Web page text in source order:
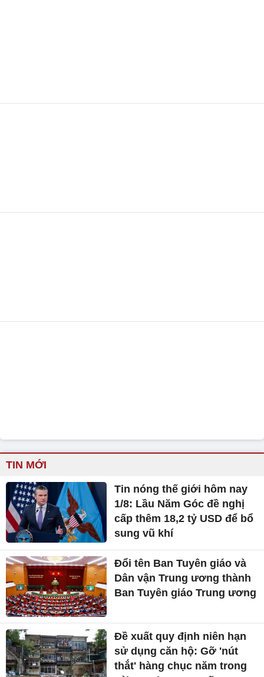
TIN MỚI
Tin nóng thế giới hôm nay
1/8: Lầu Năm Góc đề nghị
cấp thêm 18,2 tỷ USD để bổ
sung vũ khí
Đổi tên Ban Tuyên giáo và
Dân vận Trung ương thành
Ban Tuyên giáo Trung ương
Đề xuất quy định niên hạn
sử dụng căn hộ: Gỡ 'nút
thắt' hàng chục năm trong